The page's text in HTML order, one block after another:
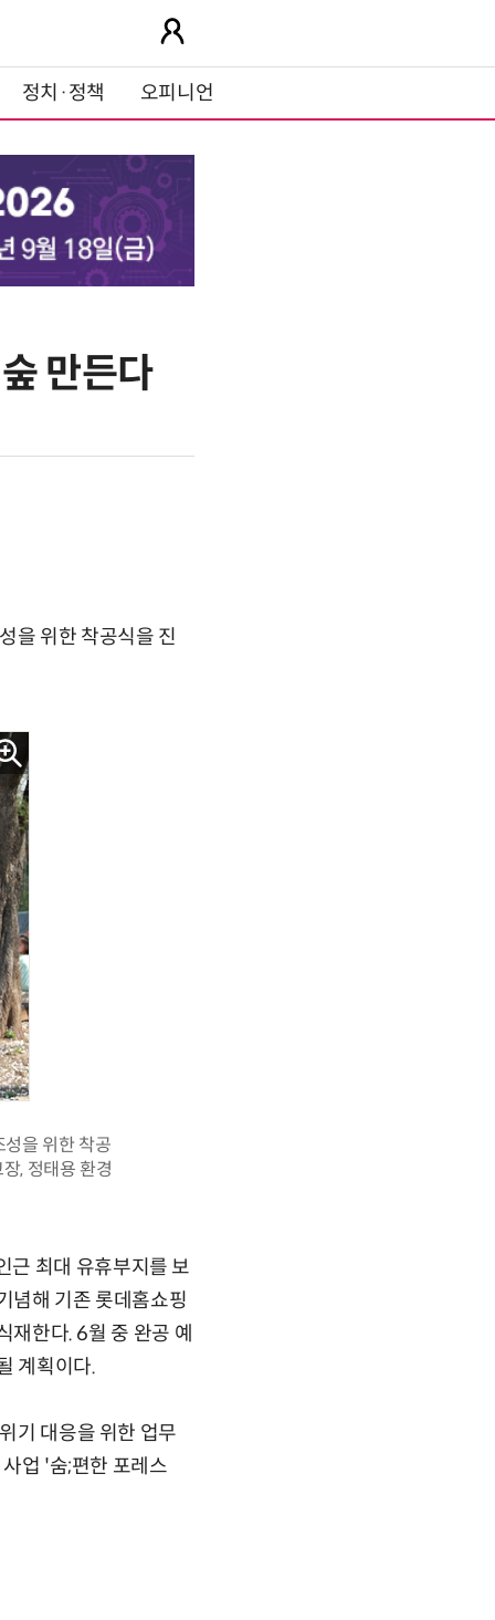
정치·정책 오피니언
만든다
을 위한 착공식을 진
을 위한 착공
, 정태용 환경
근 최대 유휴부지를 보
념해 기존 롯데홈쇼핑
한다. 6월 중 완공 예
계획이다.
기 대응을 위한 업무
업 '숨;편한 포레스